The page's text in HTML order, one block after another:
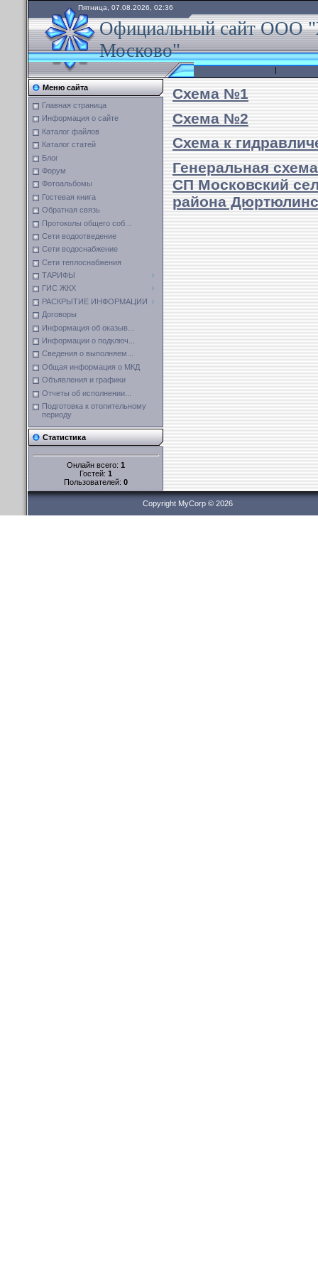
Пятница, 07.08.2026, 02:36
Официальный сайт ООО
Москово"
|
Меню сайта
Главная страница
Информация о сайте
Каталог файлов
Каталог статей
Блог
Форум
Фотоальбомы
Гостевая книга
Обратная связь
Протоколы общего соб...
Сети водоотведение
Сети водоснабжение
Сети теплоснабжения
ТАРИФЫ
ГИС ЖКХ
РАСКРЫТИЕ ИНФОРМАЦИИ
Договоры
Информация об оказыв...
Информации о подключ...
Сведения о выполняем...
Общая информация о МКД
Объявления и графики
Отчеты об исполнении...
Подготовка к отопительному
периоду
Статистика
Онлайн всего: 1
Гостей: 1
Пользователей: 0
Схема №1
Схема №2
Схема к
Генеральная
СП Московский
района
Copyright MyCorp © 2026